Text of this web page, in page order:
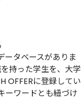
ータベースがありま
持った学生を、大学
OFFERに登録してい
ーワードとも紐づけ